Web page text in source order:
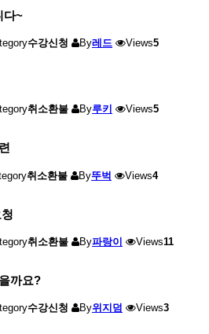
다~
수강신청 By레드 Views5
취소환불 By루키 Views5
취소환불 By뚜벅 Views4
취소환불 By파랑이 Views11
까요?
수강신청 By위지덤 Views3